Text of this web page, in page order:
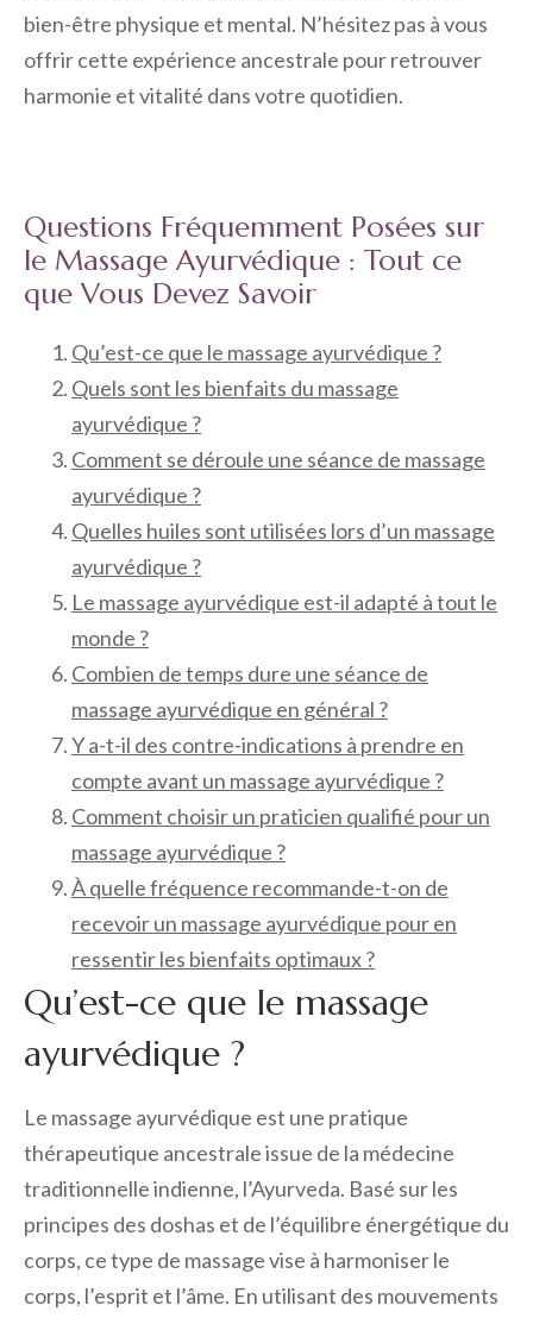
bien-être physique et mental. N’hésitez pas à vous
offrir cette expérience ancestrale pour retrouver
harmonie et vitalité dans votre quotidien.
Questions Fréquemment Posées sur
le Massage Ayurvédique : Tout ce
que Vous Devez Savoir
Qu’est-ce que le massage ayurvédique ?
Quels sont les bienfaits du massage
ayurvédique ?
Comment se déroule une séance de massage
ayurvédique ?
Quelles huiles sont utilisées lors d’un massage
ayurvédique ?
Le massage ayurvédique est-il adapté à tout le
monde ?
Combien de temps dure une séance de
massage ayurvédique en général ?
Y a-t-il des contre-indications à prendre en
compte avant un massage ayurvédique ?
Comment choisir un praticien qualifié pour un
massage ayurvédique ?
À quelle fréquence recommande-t-on de
recevoir un massage ayurvédique pour en
ressentir les bienfaits optimaux ?
Qu’est-ce que le massage
ayurvédique ?
Le massage ayurvédique est une pratique
thérapeutique ancestrale issue de la médecine
traditionnelle indienne, l’Ayurveda. Basé sur les
principes des doshas et de l’équilibre énergétique du
corps, ce type de massage vise à harmoniser le
corps, l’esprit et l’âme. En utilisant des mouvements